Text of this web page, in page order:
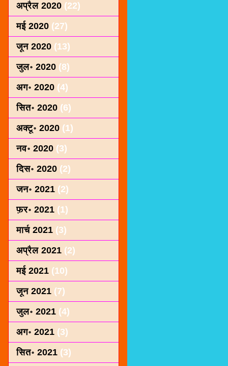
अप्रैल 2020 (22)
मई 2020 (27)
जून 2020 (13)
जुल॰ 2020 (8)
अग॰ 2020 (4)
सित॰ 2020 (6)
अक्टू॰ 2020 (1)
नव॰ 2020 (3)
दिस॰ 2020 (2)
जन॰ 2021 (2)
फ़र॰ 2021 (1)
मार्च 2021 (3)
अप्रैल 2021 (2)
मई 2021 (10)
जून 2021 (7)
जुल॰ 2021 (4)
अग॰ 2021 (3)
सित॰ 2021 (3)